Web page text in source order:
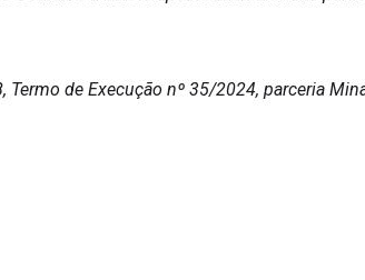
Termo de Execução nº 35/2024, parceria